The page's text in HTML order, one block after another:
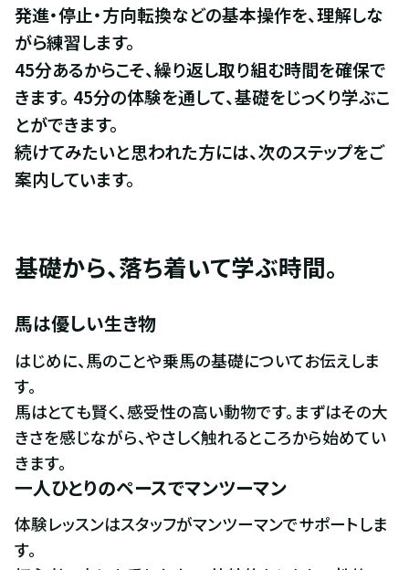
発進・停止・方向転換などの基本操作を、理解しな
がら練習します。
45分あるからこそ、繰り返し取り組む時間を確保で
きます。 45分の体験を通して、基礎をじっくり学ぶこ
とができます。
続けてみたいと思われた方には、次のステップをご
案内しています。
基礎から、落ち着いて学ぶ時間。
馬は優しい生き物
はじめに、馬のことや乗馬の基礎についてお伝えしま
す。
馬はとても賢く、感受性の高い動物です。まずはその大
きさを感じながら、やさしく触れるところから始めてい
きます。
一人ひとりのペースでマンツーマン
体験レッスンはスタッフがマンツーマンでサポートしま
す。